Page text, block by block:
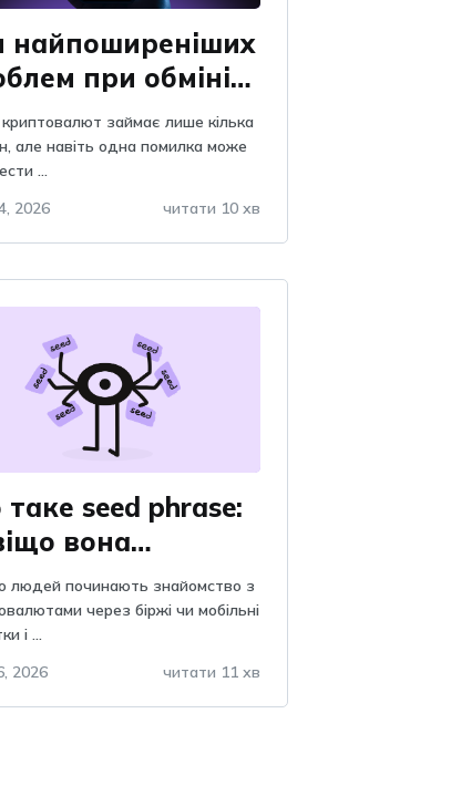
найпоширеніших
при обміні
як їх
займає лише кілька
але навіть одна помилка може
...
2026
читати 10 хв
seed phrase:
вона
пояснення
чому
зберігати в
людей починають знайомство з
через біржі чи мобільні
і ...
2026
читати 11 хв